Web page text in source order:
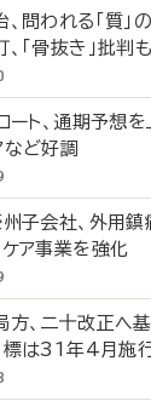
、問われる「質
「骨抜き」批判も
ロート、通期予
など好調
州子会社、外用
ア事業を強化
方、二十改正
標は31年4月施